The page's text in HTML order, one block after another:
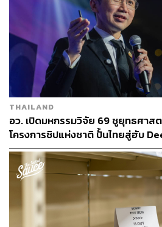
THAILAND
อว. เปิดมหกรรมวิจัย 69 ชูยุทธศาส
โครงการชิปแห่งชาติ ปั้นไทยสู่ฮับ